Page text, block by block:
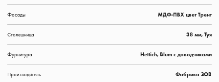
Фасады МДФ-ПВХ цвет Трент
Столешница 38 мм, Туя
Фурнитура Hettich, Blum с доводчиками
Производитель Фабрика ЗОВ